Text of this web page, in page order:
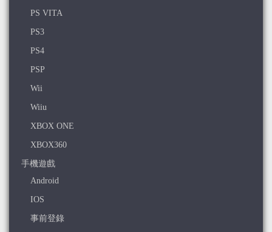
PS VITA
PS3
PS4
PSP
Wii
Wiiu
XBOX ONE
XBOX360
手機遊戲
Android
IOS
事前登錄